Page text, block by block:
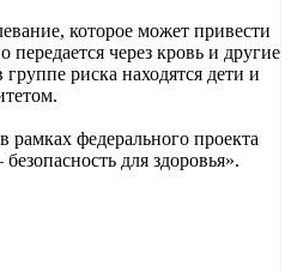
которое может привести
через кровь и другие
риска находятся дети и
рамках федерального проекта
для здоровья».